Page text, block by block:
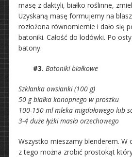
masę z daktyli, białko roślinne,
Uzyskaną masę formujemy na
rozłożona równomiernie i dało się
batoniki. Całość do lodówki. Po
batony.
#3. Batoniki białkowe
Szklanka owsianki (100 g)
50 g białka konopnego w proszku
100-150 ml mleka migdałowego lub
3-4 duże łyżki masła orzechowego
Wszystko mieszamy blenderem. W
z tego można zrobić prostokąt